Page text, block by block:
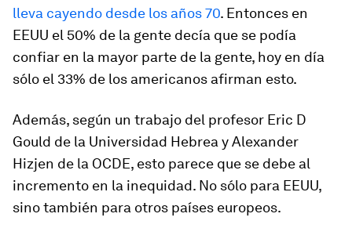
lleva cayendo desde los años 70. Entonces en
EEUU el 50% de la gente decía que se podía
confiar en la mayor parte de la gente, hoy en día
sólo el 33% de los americanos afirman esto.
Además, según un trabajo del profesor Eric D
Gould de la Universidad Hebrea y Alexander
Hizjen de la OCDE, esto parece que se debe al
incremento en la inequidad. No sólo para EEUU,
sino también para otros países europeos.